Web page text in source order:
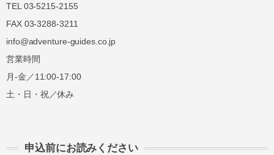
TEL 03-5215-2155
FAX 03-3288-3211
info@adventure-guides.co.jp
営業時間
月-金／11:00-17:00
土・日・祝／休み
申込前にお読みください